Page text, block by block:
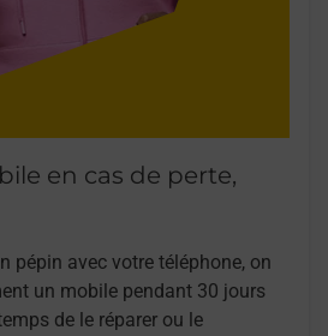
en cas de perte,
pépin avec votre téléphone, on
un mobile pendant 30 jours
de le réparer ou le